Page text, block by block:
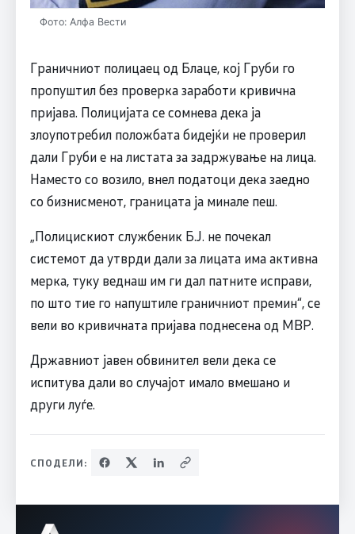
Фото: Алфа Вести
Граничниот полицаец од Блаце, кој Груби го
пропуштил без проверка заработи кривична
пријава. Полицијата се сомнева дека ја
злоупотребил положбата бидејќи не проверил
дали Груби е на листата за задржување на лица.
Наместо со возило, внел податоци дека заедно
со бизнисменот, границата ја минале пеш.
„Полицискиот службеник Б.Ј. не почекал
системот да утврди дали за лицата има активна
мерка, туку веднаш им ги дал патните исправи,
по што тие го напуштиле граничниот премин“, се
вели во кривичната пријава поднесена од МВР.
Државниот јавен обвинител вели дека се
испитува дали во случајот имало вмешано и
други луѓе.
СПОДЕЛИ: